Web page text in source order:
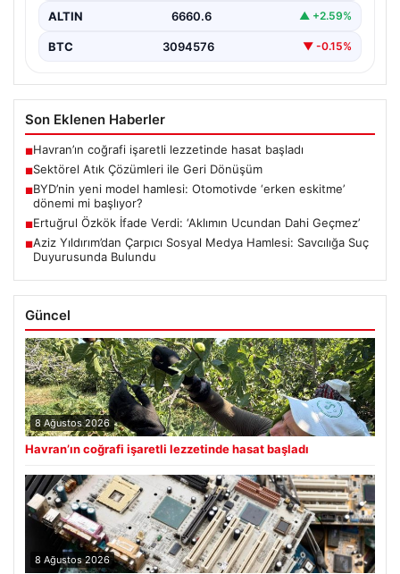
ALTIN 6660.6 ▲ +2.59%
BTC 3094576 ▼ -0.15%
Son Eklenen Haberler
■Havran’ın coğrafi işaretli lezzetinde hasat başladı
■Sektörel Atık Çözümleri ile Geri Dönüşüm
■BYD’nin yeni model hamlesi: Otomotivde ‘erken eskitme’
dönemi mi başlıyor?
■Ertuğrul Özkök İfade Verdi: ‘Aklımın Ucundan Dahi Geçmez’
■Aziz Yıldırım’dan Çarpıcı Sosyal Medya Hamlesi: Savcılığa Suç
Duyurusunda Bulundu
Güncel
8 Ağustos 2026
Havran’ın coğrafi işaretli lezzetinde hasat başladı
8 Ağustos 2026